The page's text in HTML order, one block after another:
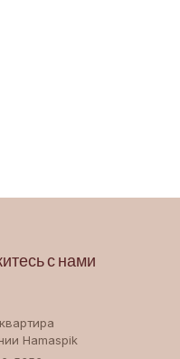
с нами
Hamaspik